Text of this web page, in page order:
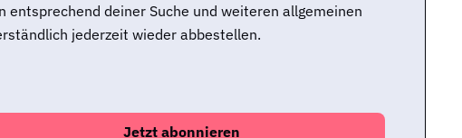
deiner Suche und weiteren allgemeinen
jederzeit wieder abbestellen.